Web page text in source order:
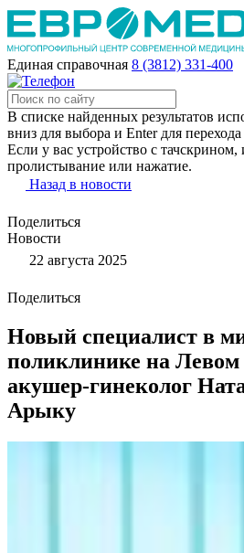
Единая справочная 8 (3812) 331-400
В списке найденных результатов
вниз для выбора и Enter для
Если у вас устройство с тачскрином,
пролистывание или нажатие.
Назад в новости
Поделиться
Новости
22 августа 2025
Поделиться
Новый специалист в
поликлинике на Левом
акушер-гинеколог
Арыку